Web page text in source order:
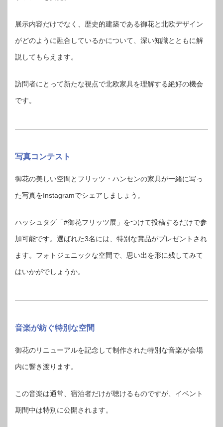
展示内容だけでなく、歴史的建築である御花と北欧デザイン
がどのように融合しているかについて、深い知識とともに解
説してもらえます。
訪問者にとって新たな視点で北欧家具を理解する絶好の機会
です。
写真コンテスト
御花の美しい空間とフリッツ・ハンセンの家具が一緒に写っ
た写真をInstagramでシェアしましょう。
ハッシュタグ「#御花フリッツ展」をつけて投稿するだけで参
加可能です。選ばれた3名には、特別な賞品がプレゼントされ
ます。フォトジェニックな空間で、思い出を形に残してみて
はいかがでしょうか。
音楽が紡ぐ特別な空間
御花のリニューアルを記念して制作された特別な音楽が会場
内に響き渡ります。
この音楽は通常、宿泊者だけが聴けるものですが、イベント
期間中は特別に公開されます。